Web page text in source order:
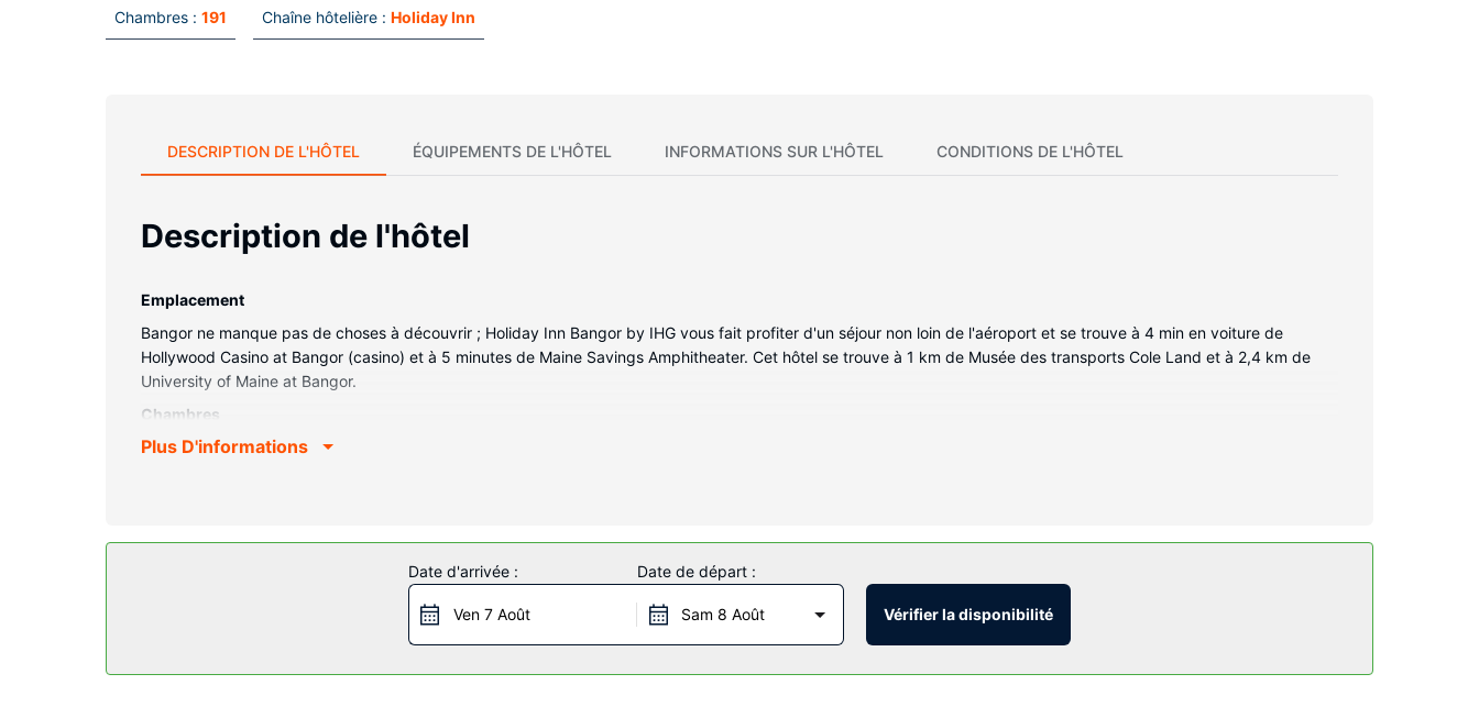
Chambres : 191 Chaîne hôtelière : Holiday Inn
DESCRIPTION DE L'HÔTEL ÉQUIPEMENTS DE L'HÔTEL INFORMATIONS SUR L'HÔTEL CONDITIONS DE L'HÔTEL
Description de l'hôtel
Emplacement
Bangor ne manque pas de choses à découvrir ; Holiday Inn Bangor by IHG vous fait profiter d'un séjour non loin de l'aéroport et se trouve à 4 min en voiture de
Hollywood Casino at Bangor (casino) et à 5 minutes de Maine Savings Amphitheater. Cet hôtel se trouve à 1 km de Musée des transports Cole Land et à 2,4 km de
University of Maine at Bangor.
Chambres
Les 191 chambres climatisées de l'hébergement vous invitent à la détente et comprennent un réfrigérateur et une télévision à écran plat. L'accès Wi-Fi à Internet
Ne ratez pas l'occasion de vous détendre en profitant des nombreuses infrastructures de loisirs à votre disposition et qui incluent une piscine couverte et un centre
de fitness. Cet hôtel propose également l'accès Wi-Fi à Internet gratuit, une cheminée dans le hall et une salle de banquet.
Prenez un délicieux repas au restaurant et comblez tous vos petits creux en profitant du service d'étage (horaires limités) proposé par cet hôtel. L'hébergement vous
Plus D'informations
Date d'arrivée :
Ven 7 Août
Date de départ :
Sam 8 Août Vérifier la disponibilité